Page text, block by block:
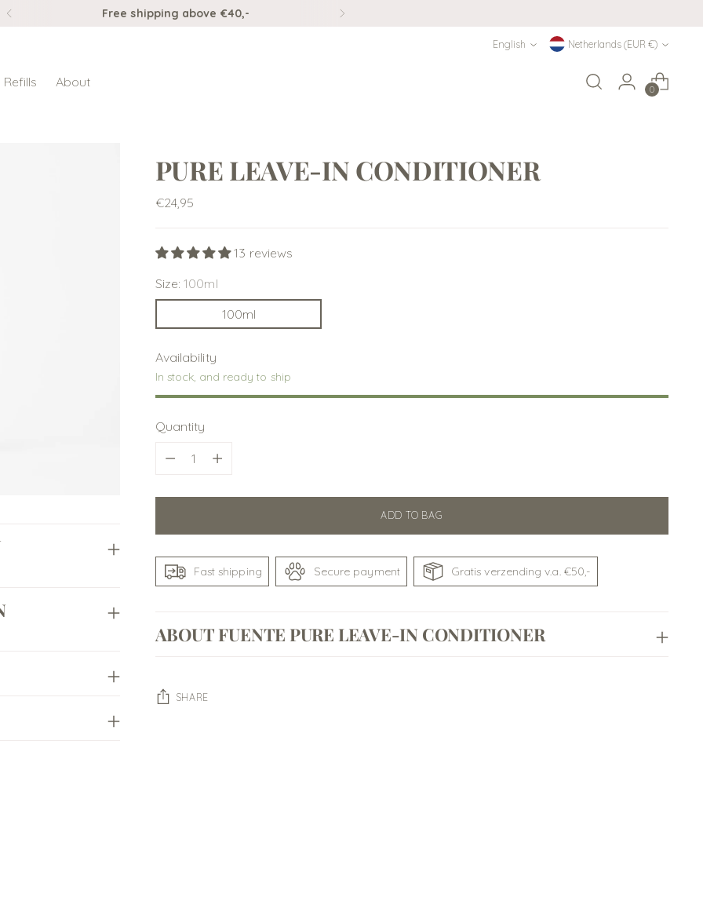
Ordered before 3pm, shipped the same day
English
Netherlands (EUR €)
Refills About 0
PURE LEAVE-IN CONDITIONER
Regular
€24,95
13 reviews
Size:100ml
100ml
Availability
In stock, and ready to ship
Quantity
Quantity
ADD TO BAG
Fast shipping Secure payment Gratis verzending v.a. €50,-
ABOUT FUENTE PURE LEAVE-IN CONDITIONER
SHARE